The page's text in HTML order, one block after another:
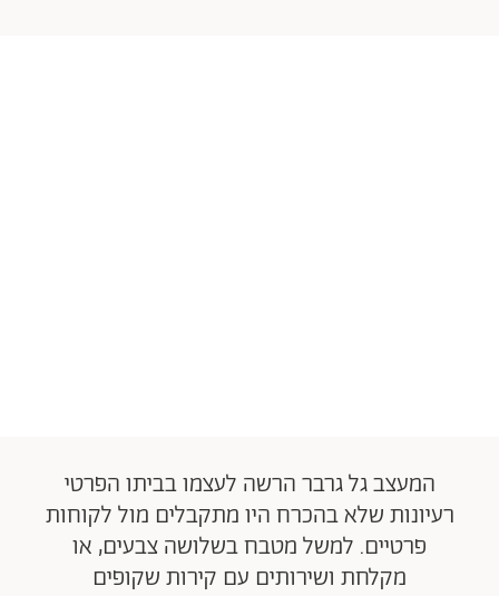
המעצב גל גרבר הרשה לעצמו בביתו הפרטי
רעיונות שלא בהכרח היו מתקבלים מול לקוחות
פרטיים. למשל מטבח בשלושה צבעים, או
מקלחת ושירותים עם קירות שקופים